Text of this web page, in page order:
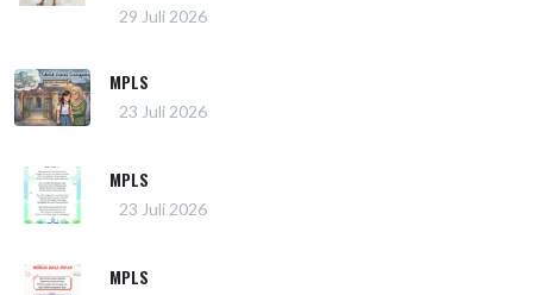
29 Juli 2026
MPLS
23 Juli 2026
MPLS
23 Juli 2026
MPLS